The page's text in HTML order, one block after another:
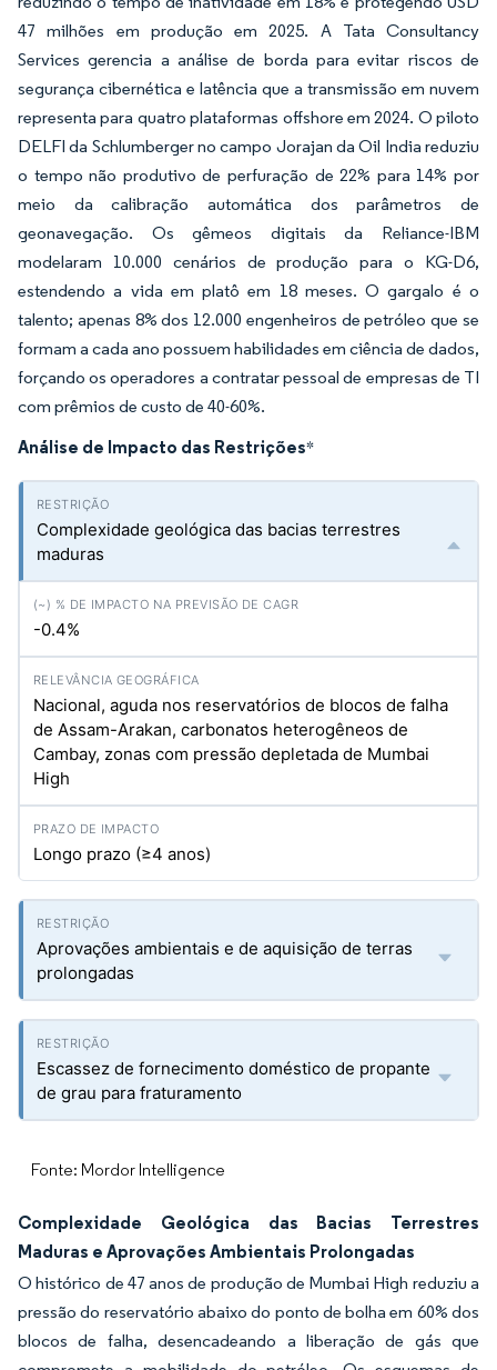
47 milhões em produção em 2025. A Tata Consultancy
Services gerencia a análise de borda para evitar riscos de
segurança cibernética e latência que a transmissão em nuvem
representa para quatro plataformas offshore em 2024. O piloto
DELFI da Schlumberger no campo Jorajan da Oil India reduziu
o tempo não produtivo de perfuração de 22% para 14% por
meio da calibração automática dos parâmetros de
geonavegação. Os gêmeos digitais da Reliance-IBM
modelaram 10.000 cenários de produção para o KG-D6,
estendendo a vida em platô em 18 meses. O gargalo é o
talento; apenas 8% dos 12.000 engenheiros de petróleo que se
formam a cada ano possuem habilidades em ciência de dados,
forçando os operadores a contratar pessoal de empresas de TI
com prêmios de custo de 40-60%.
Análise de Impacto das Restrições*
Complexidade geológica das bacias terrestres
maduras
-0.4%
Nacional, aguda nos reservatórios de blocos de falha
de Assam-Arakan, carbonatos heterogêneos de
Cambay, zonas com pressão depletada de Mumbai
High
Longo prazo (≥4 anos)
Aprovações ambientais e de aquisição de terras
prolongadas
Escassez de fornecimento doméstico de propante
de grau para fraturamento
Fonte: Mordor Intelligence
Complexidade Geológica das Bacias Terrestres
Maduras e Aprovações Ambientais Prolongadas
O histórico de 47 anos de produção de Mumbai High reduziu a
pressão do reservatório abaixo do ponto de bolha em 60% dos
blocos de falha, desencadeando a liberação de gás que